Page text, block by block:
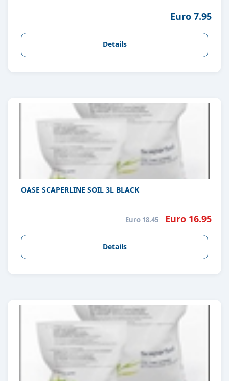
Euro 7.95
Details
OASE SCAPERLINE SOIL 3L BLACK
Euro 18.45 Euro 16.95
Details